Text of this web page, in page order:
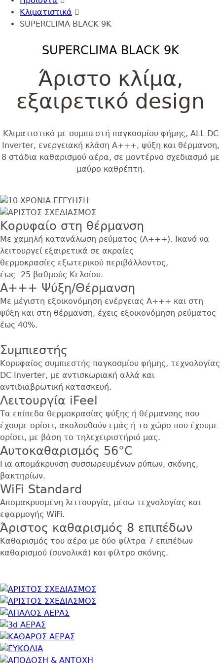
top
Κλιματιστικά
SUPERCLIMA BLACK 9K
SUPERCLIMA BLACK 9K
Άριστο κλίμα,
εξαιρετικό design
Κλιματιστικό με συμπιεστή παγκοσμίου φήμης, ALL DC
Inverter, ενεργειακή κλάση Α+++, ψύξη και θέρμανση,
8 στάδια καθαρισμού αέρα, σε μοντέρνο σχεδιασμό με
μαύρο καθρέπτη.
Εικόνα
Image
Κορυφαίο στη θέρμανση
Με χαμηλή κατανάλωση ρεύματος (Α+++). Ικανό να
λειτουργεί εξαιρετικά σε ακραίες
θερμοκρασίες εξωτερικού περιβάλλοντος,
έως -25 βαθμούς Κελσίου.
Α+++ Ψύξη/Θέρμανση
Με μέγιστη εξοικονόμηση ενέργειας Α+++ και στη
ψύξη και στη θέρμανση, έχεις εξοικονόμηση ρεύματος
έως 40%.
Συμπιεστής
Κορυφαίος συμπιεστής παγκοσμίου φήμης, τεχνολογίας
DC Inverter, με αντισκωριακή αλλά και
αντιδιαβρωτική κατασκευή.
Λειτουργία iFeel
Τα επίπεδα θερμοκρασίας ψύξης ή θέρμανσης που
έχουμε ορίσει, ακολουθούν εμάς ή το χώρο που έχουμε
ορίσει, με βάση το τηλεχειριστήριό μας.
Αυτοκαθαρισμός 56°C
Για απομάκρυνση συσσωρευμένων ρύπων, σκόνης,
βακτηρίων.
WiFi Standard
Απομακρυσμένη λειτουργία, μέσω τεχνολογίας και
εφαρμογής WiFi.
Άριστος καθαρισμός 8 επιπέδων
Καθαρισμός του αέρα με δύο φίλτρα 7 επιπέδων
καθαρισμού (συνολικά) και φίλτρο σκόνης.
Εικόνα
Εικόνα
Εικόνα
Εικόνα
Εικόνα
Εικόνα
Εικόνα